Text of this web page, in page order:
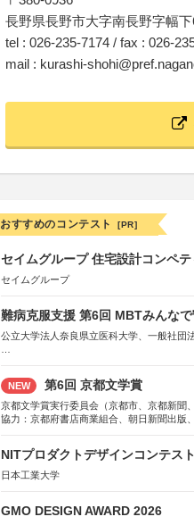
長野県長野市大字南長野字幅
tel : 026-235-7174 / fax : 026-
mail : kurashi-
おすすめのコンテスト [PR]
セイムグループ 住宅設計コンペ
セイムグループ
難病克服支援 第6回 MBTみんな
公立大学法人奈良県立医科大学、一般社団
後援：厚生労働省
文部科学省
奈良県
日本経済団体連合会
関西文化学術研究都市推進機構
東京難病団体連絡協議会
NEW 第6回 京都文学賞
京都文学賞実行委員会（京都市、京都新聞
協力：京都府書店商業組合、朝日新聞出版
研究所、双葉社、文藝春秋、ポプラ社、毎
NITプロダクトデザインコンテス
日本工業大学
GMO DESIGN AWARD 2026